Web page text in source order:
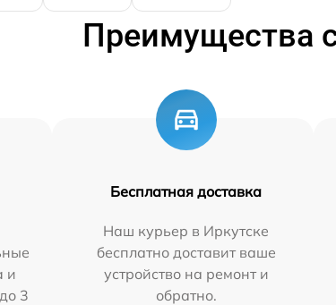
Преимущества
и
3
Бесплатная доставка
Наш курьер в Иркутске
бесплатно доставит ваше
устройство на ремонт и
обратно.